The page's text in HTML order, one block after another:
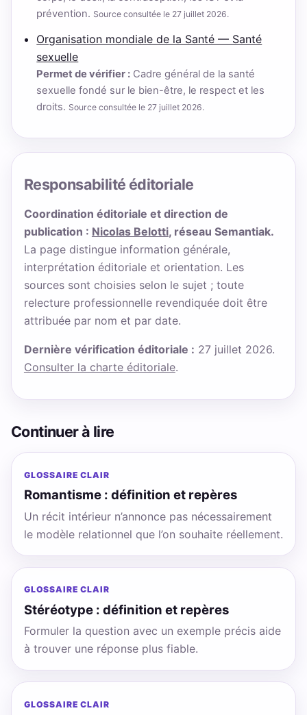
prévention. Source consultée le 27 juillet 2026.
Organisation mondiale de la Santé — Santé
sexuelle
Permet de vérifier : Cadre général de la santé
sexuelle fondé sur le bien-être, le respect et les
droits. Source consultée le 27 juillet 2026.
Responsabilité éditoriale
Coordination éditoriale et direction de
publication : Nicolas Belotti, réseau Semantiak.
La page distingue information générale,
interprétation éditoriale et orientation. Les
sources sont choisies selon le sujet ; toute
relecture professionnelle revendiquée doit être
attribuée par nom et par date.
Dernière vérification éditoriale : 27 juillet 2026.
Consulter la charte éditoriale.
Continuer à lire
GLOSSAIRE CLAIR
Romantisme : définition et repères
Un récit intérieur n’annonce pas nécessairement
le modèle relationnel que l’on souhaite réellement.
GLOSSAIRE CLAIR
Stéréotype : définition et repères
Formuler la question avec un exemple précis aide
à trouver une réponse plus fiable.
GLOSSAIRE CLAIR